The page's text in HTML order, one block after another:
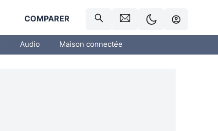
COMPARER
Audio Maison connectée